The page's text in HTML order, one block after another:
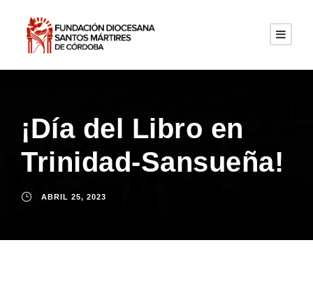
¡Día del Libro en
Trinidad-Sansueña!
ABRIL 25, 2023